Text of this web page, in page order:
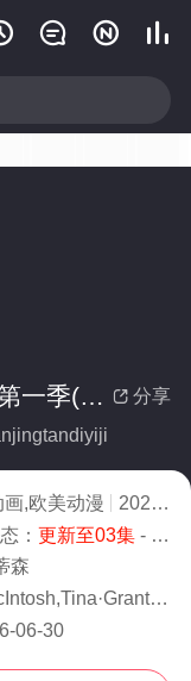
  
 分享
超自然警探第一季(全集)
画,欧美动漫 2023
： 更新至03集- 免费在线观看
森
06-30